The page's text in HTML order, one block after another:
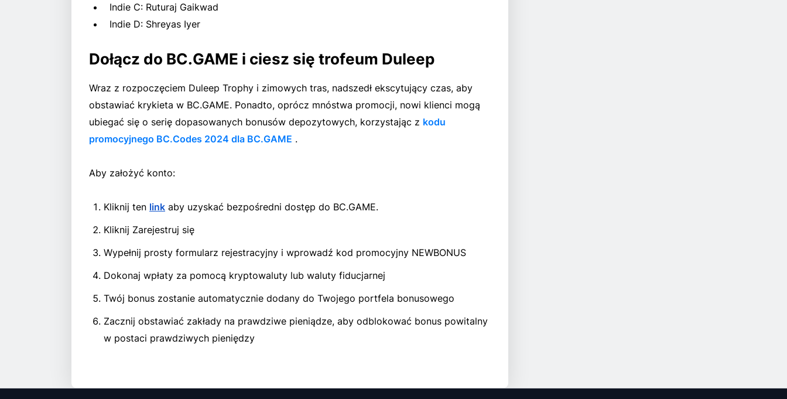
Indie C: Ruturaj Gaikwad
Indie D: Shreyas Iyer
Dołącz do BC.GAME i ciesz się trofeum Duleep
Wraz z rozpoczęciem Duleep Trophy i zimowych tras, nadszedł ekscytujący czas, aby
obstawiać krykieta w BC.GAME. Ponadto, oprócz mnóstwa promocji, nowi klienci mogą
ubiegać się o serię dopasowanych bonusów depozytowych, korzystając z kodu
promocyjnego BC.Codes 2024 dla BC.GAME .
Aby założyć konto:
Kliknij ten link aby uzyskać bezpośredni dostęp do BC.GAME.
Kliknij Zarejestruj się
Wypełnij prosty formularz rejestracyjny i wprowadź kod promocyjny NEWBONUS
Dokonaj wpłaty za pomocą kryptowaluty lub waluty fiducjarnej
Twój bonus zostanie automatycznie dodany do Twojego portfela bonusowego
Zacznij obstawiać zakłady na prawdziwe pieniądze, aby odblokować bonus powitalny
w postaci prawdziwych pieniędzy